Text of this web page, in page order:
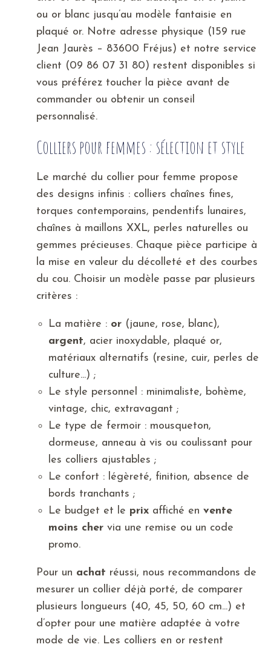
ou or blanc jusqu’au modèle fantaisie en
plaqué or. Notre adresse physique (159 rue
Jean Jaurès – 83600 Fréjus) et notre service
client (09 86 07 31 80) restent disponibles si
vous préférez toucher la pièce avant de
commander ou obtenir un conseil
personnalisé.
Colliers pour femmes : sélection et style
Le marché du collier pour femme propose
des designs infinis : colliers chaînes fines,
torques contemporains, pendentifs lunaires,
chaînes à maillons XXL, perles naturelles ou
gemmes précieuses. Chaque pièce participe à
la mise en valeur du décolleté et des courbes
du cou. Choisir un modèle passe par plusieurs
critères :
La matière : or (jaune, rose, blanc),
argent, acier inoxydable, plaqué or,
matériaux alternatifs (resine, cuir, perles de
culture...) ;
Le style personnel : minimaliste, bohème,
vintage, chic, extravagant ;
Le type de fermoir : mousqueton,
dormeuse, anneau à vis ou coulissant pour
les colliers ajustables ;
Le confort : légèreté, finition, absence de
bords tranchants ;
Le budget et le prix affiché en vente
moins cher via une remise ou un code
promo.
Pour un achat réussi, nous recommandons de
mesurer un collier déjà porté, de comparer
plusieurs longueurs (40, 45, 50, 60 cm...) et
d’opter pour une matière adaptée à votre
mode de vie. Les colliers en or restent